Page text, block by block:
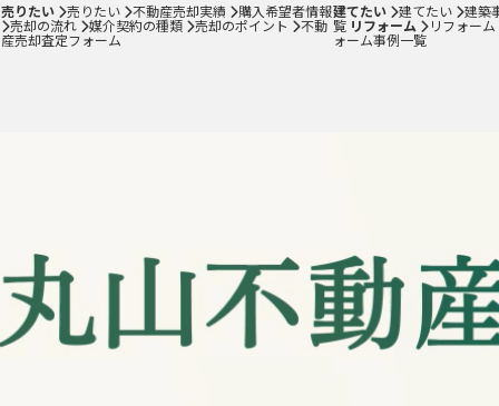
売却のポイント
売りたい 売りたい 不動産売却実績 購入希望者情報
売却の流れ 媒介契約の種類 売却のポイント 不動
産売却査定フォーム
建てたい 建てたい 建築
覧 リフォーム リフォーム
ォーム事例一覧